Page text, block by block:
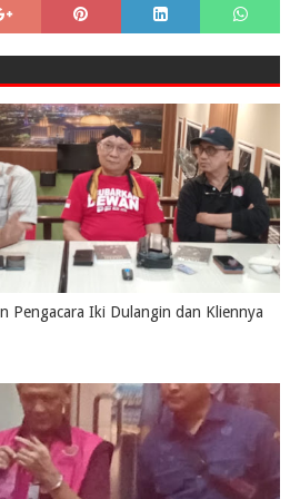
Pengacara Iki Dulangin dan Kliennya